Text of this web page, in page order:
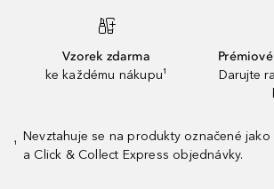
Vzorek zdarma
ke každému nákupu¹
Darujte
¹
Nevztahuje se na produkty označené jako
a Click & Collect Express objednávky.